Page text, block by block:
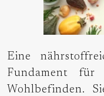
Eine
Fundament für
Wohlbefinden.